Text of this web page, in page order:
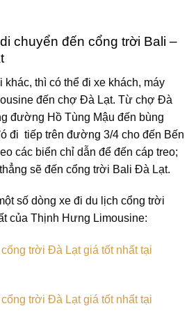
chuyển đến cổng trời Bali –
thì có thể đi xe khách, máy
đến chợ Đà Lạt. Từ chợ Đà
đường Hồ Tùng Mậu đến bùng
đi tiếp trên đường 3/4 cho đến Bến
các biển chỉ dẫn để đến cáp treo;
sẽ đến cổng trời Bali Đà Lạt.
số dòng xe đi du lịch cổng trời
của Thịnh Hưng Limousine:
trời Đà Lạt giá tốt nhất tại
trời Đà Lạt giá tốt nhất tại